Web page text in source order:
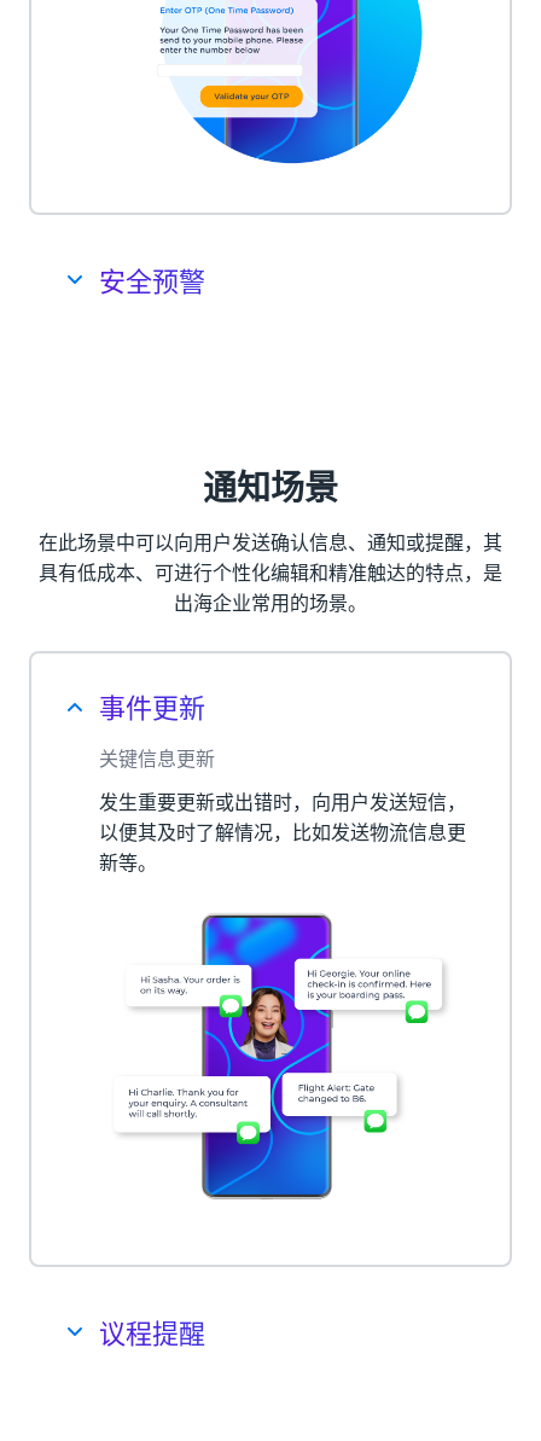
安全预警
通知场景
在此场景中可以向用户发送确认信息、通知或提醒，其
具有低成本、可进行个性化编辑和精准触达的特点，是
出海企业常用的场景。
事件更新
关键信息更新
发生重要更新或出错时，向用户发送短信，
以便其及时了解情况，比如发送物流信息更
新等。
议程提醒